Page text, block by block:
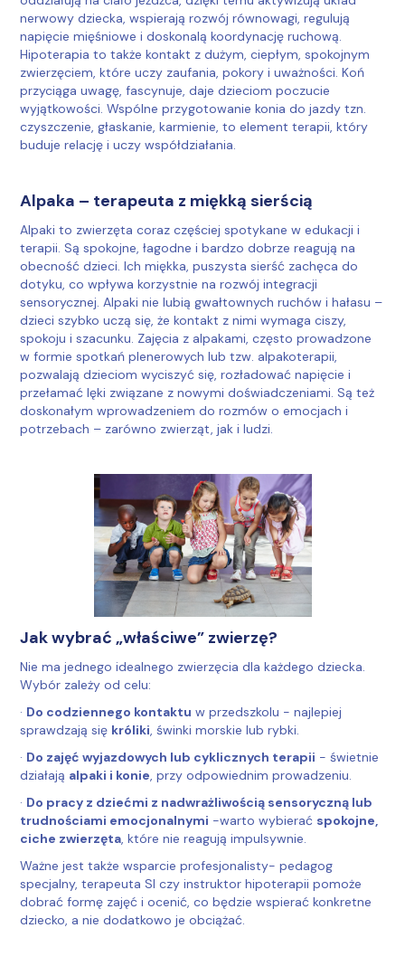
nerwowy dziecka, wspierają rozwój równowagi, regulują
napięcie mięśniowe i doskonalą koordynację ruchową.
Hipoterapia to także kontakt z dużym, ciepłym, spokojnym
zwierzęciem, które uczy zaufania, pokory i uważności. Koń
przyciąga uwagę, fascynuje, daje dzieciom poczucie
wyjątkowości. Wspólne przygotowanie konia do jazdy tzn.
czyszczenie, głaskanie, karmienie, to element terapii, który
buduje relację i uczy współdziałania.
Alpaka – terapeuta z miękką sierścią
Alpaki to zwierzęta coraz częściej spotykane w edukacji i
terapii. Są spokojne, łagodne i bardzo dobrze reagują na
obecność dzieci. Ich miękka, puszysta sierść zachęca do
dotyku, co wpływa korzystnie na rozwój integracji
sensorycznej. Alpaki nie lubią gwałtownych ruchów i hałasu –
dzieci szybko uczą się, że kontakt z nimi wymaga ciszy,
spokoju i szacunku. Zajęcia z alpakami, często prowadzone
w formie spotkań plenerowych lub tzw. alpakoterapii,
pozwalają dzieciom wyciszyć się, rozładować napięcie i
przełamać lęki związane z nowymi doświadczeniami. Są też
doskonałym wprowadzeniem do rozmów o emocjach i
potrzebach – zarówno zwierząt, jak i ludzi.
Jak wybrać „właściwe” zwierzę?
Nie ma jednego idealnego zwierzęcia dla każdego dziecka.
Wybór zależy od celu:
· Do codziennego kontaktu w przedszkolu - najlepiej
sprawdzają się króliki, świnki morskie lub rybki.
· Do zajęć wyjazdowych lub cyklicznych terapii - świetnie
działają alpaki i konie, przy odpowiednim prowadzeniu.
· Do pracy z dziećmi z nadwrażliwością sensoryczną lub
trudnościami emocjonalnymi -warto wybierać spokojne,
ciche zwierzęta, które nie reagują impulsywnie.
Ważne jest także wsparcie profesjonalisty- pedagog
specjalny, terapeuta SI czy instruktor hipoterapii pomoże
dobrać formę zajęć i ocenić, co będzie wspierać konkretne
dziecko, a nie dodatkowo je obciążać.